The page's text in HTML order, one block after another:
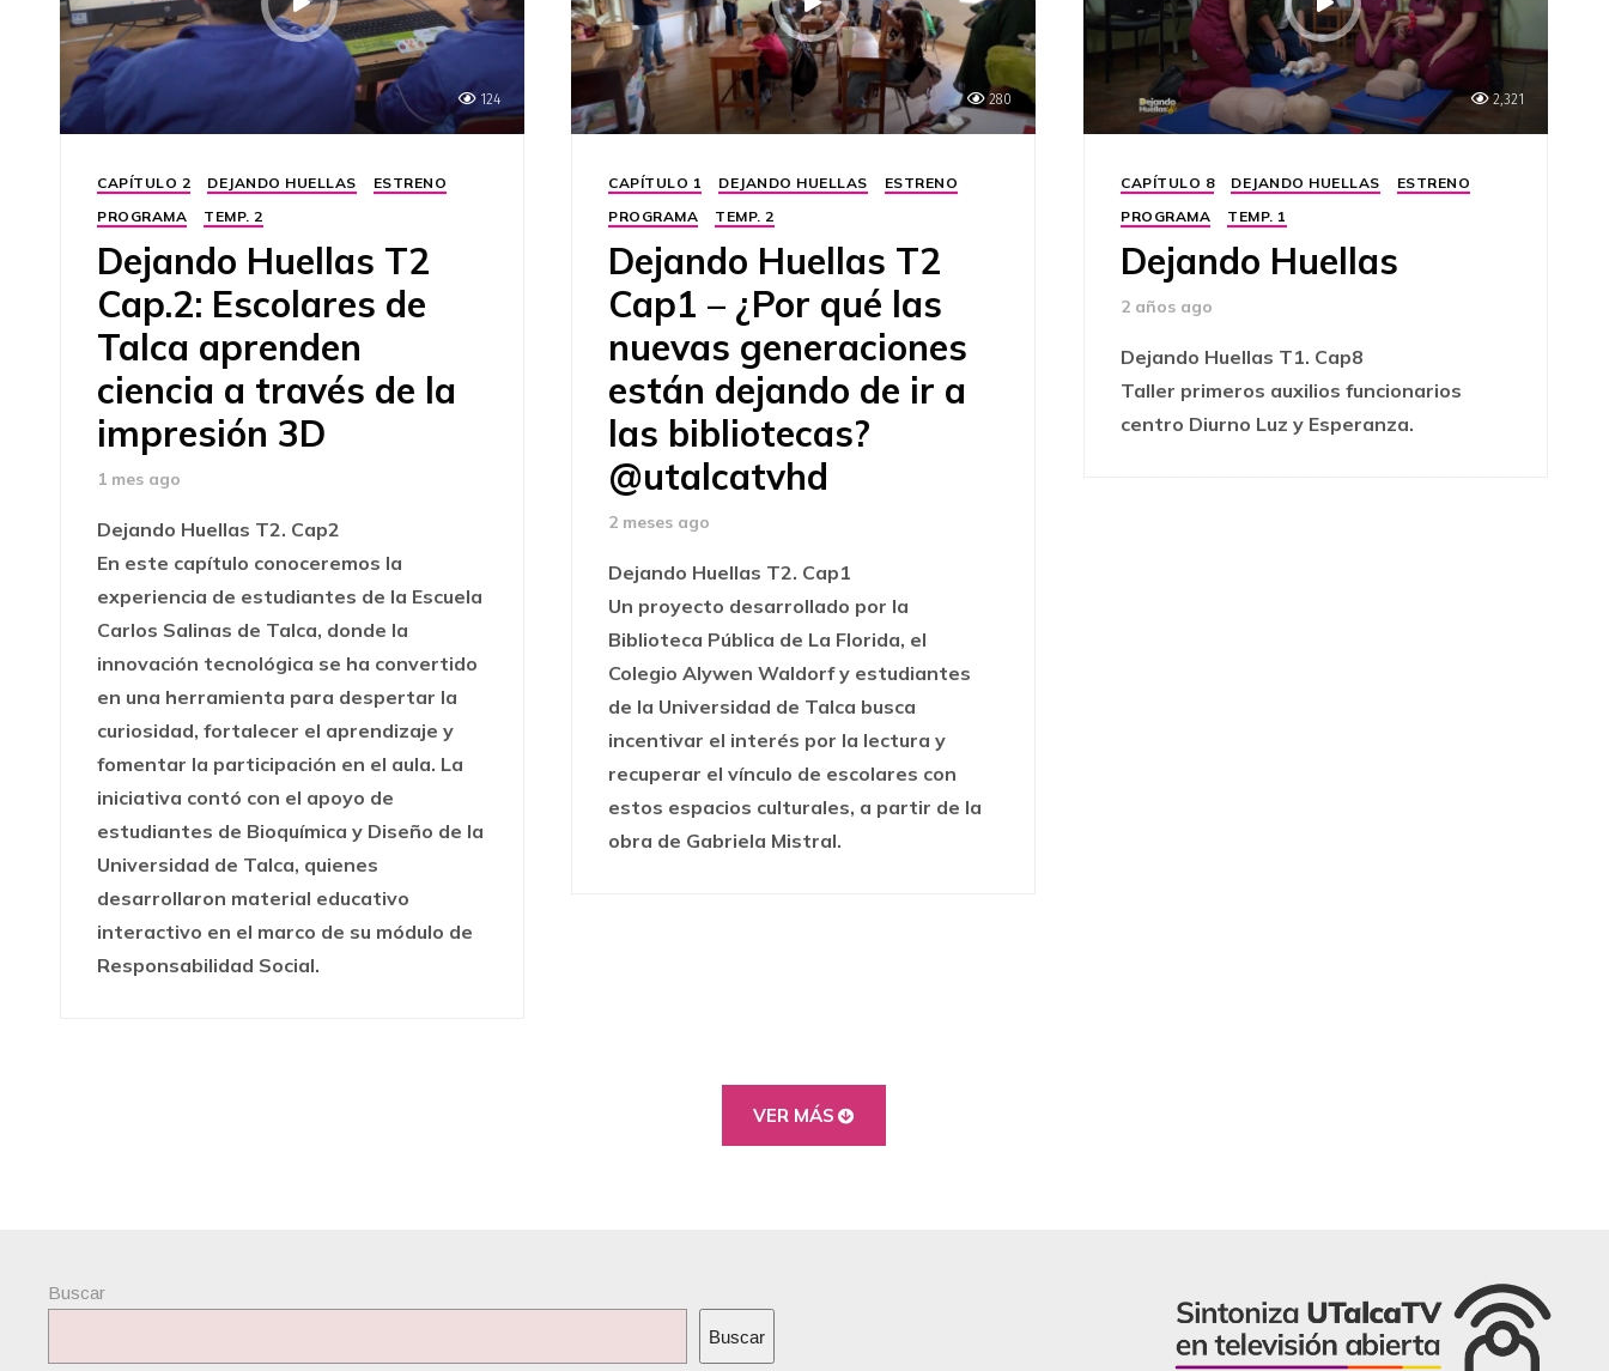
124
CAPÍTULO 2 DEJANDO HUELLAS
ESTRENO
PROGRAMA
TEMP. 2
Dejando Huellas T2
Cap.2: Escolares de
Talca aprenden
ciencia a través de la
impresión 3D
1 mes ago
Dejando Huellas T2. Cap2
En este capítulo conoceremos la
experiencia de estudiantes de la Escuela
Carlos Salinas de Talca, donde la
innovación tecnológica se ha convertido
en una herramienta para despertar la
curiosidad, fortalecer el aprendizaje y
fomentar la participación en el aula. La
iniciativa contó con el apoyo de
estudiantes de Bioquímica y Diseño de la
Universidad de Talca, quienes
desarrollaron material educativo
interactivo en el marco de su módulo de
Responsabilidad Social.
280
CAPÍTULO 1 DEJANDO HUELLAS
ESTRENO
PROGRAMA
TEMP. 2
Dejando Huellas T2
Cap1 – ¿Por qué las
nuevas generaciones
están dejando de ir a
las bibliotecas?
⁨@utalcatvhd⁩
2 meses ago
Dejando Huellas T2. Cap1
Un proyecto desarrollado por la
Biblioteca Pública de La Florida, el
Colegio Alywen Waldorf y estudiantes
de la Universidad de Talca busca
incentivar el interés por la lectura y
recuperar el vínculo de escolares con
estos espacios culturales, a partir de la
obra de Gabriela Mistral.
2,321
CAPÍTULO 8 DEJANDO HUELLAS
ESTRENO
PROGRAMA
TEMP. 1
Dejando Huellas
2 años ago
Dejando Huellas T1. Cap8
Taller primeros auxilios funcionarios
centro Diurno Luz y Esperanza.
VER MÁS
Buscar
Buscar